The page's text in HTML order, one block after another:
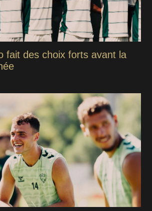
fait des choix forts avant la